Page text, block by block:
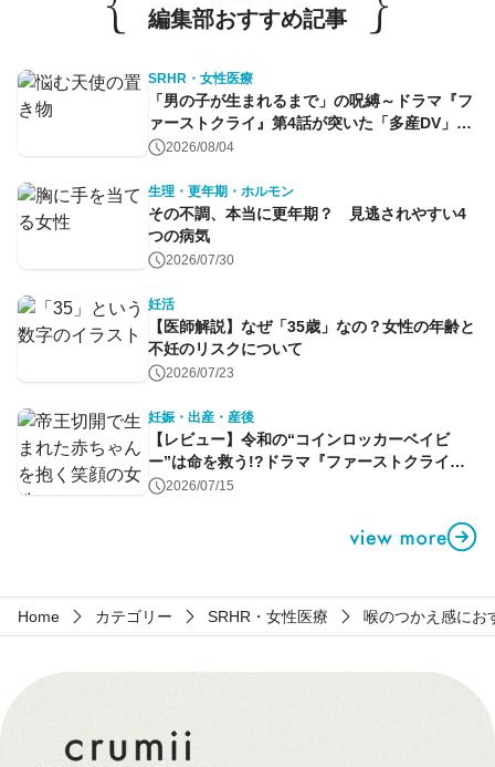
編集部おすすめ記事
SRHR・女性医療
「男の子が生まれるまで」の呪縛～ドラマ『フ
ァーストクライ』第4話が突いた「多産DV」と
命のコントロール～
2026/08/04
生理・更年期・ホルモン
その不調、本当に更年期？ 見逃されやすい4
つの病気
2026/07/30
妊活
【医師解説】なぜ「35歳」なの？女性の年齢と
不妊のリスクについて
2026/07/23
妊娠・出産・産後
【レビュー】令和の“コインロッカーベイビ
ー”は命を救う!?ドラマ『ファーストクライ』
第1話2026/07/15
Home カテゴリー SRHR・女性医療 喉のつかえ感にお